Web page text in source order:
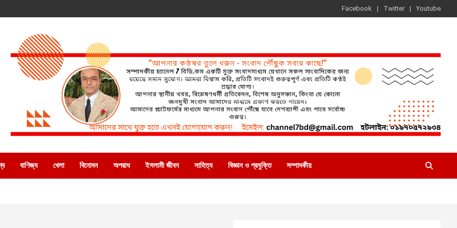
Facebook Twitter Youtube
বাণিজ্য খেলা বিনোদন অপরাধ ইসলামী জীবন সাহিত্য বিজ্ঞান ও প্রযুক্তি সম্পাদকীয়